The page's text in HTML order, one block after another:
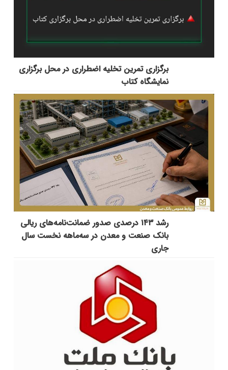
برگزاری تمرین تخلیه اضطراری در محل برگزاری
نمایشگاه کتاب
رشد ۱۴۳ درصدی صدور ضمانت‌نامه‌های ریالی
بانک صنعت و معدن در سه‌ماهه نخست سال
جاری